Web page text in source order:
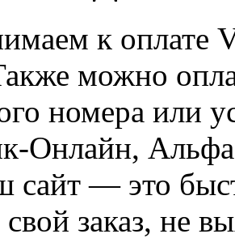
к оплате
можно
номера или
Онлайн,
сайт — это
свой заказ, не